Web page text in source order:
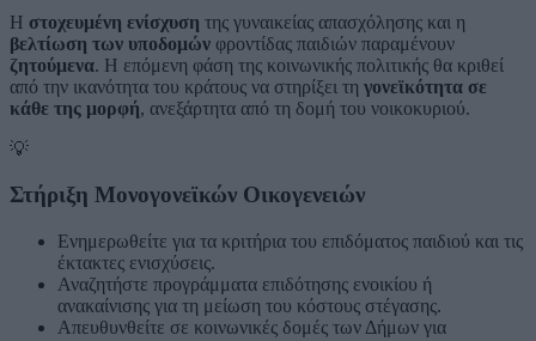
Η στοχευμένη ενίσχυση της γυναικείας απασχόλησης και η
βελτίωση των υποδομών φροντίδας παιδιών παραμένουν
ζητούμενα. Η επόμενη φάση της κοινωνικής πολιτικής θα κριθεί
από την ικανότητα του κράτους να στηρίξει τη γονεϊκότητα σε
κάθε της μορφή, ανεξάρτητα από τη δομή του νοικοκυριού.
💡
Στήριξη Μονογονεϊκών Οικογενειών
Ενημερωθείτε για τα κριτήρια του επιδόματος παιδιού και τις
έκτακτες ενισχύσεις.
Αναζητήστε προγράμματα επιδότησης ενοικίου ή
ανακαίνισης για τη μείωση του κόστους στέγασης.
Απευθυνθείτε σε κοινωνικές δομές των Δήμων για